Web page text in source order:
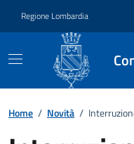
Regione Lombardia
Home / Novità /